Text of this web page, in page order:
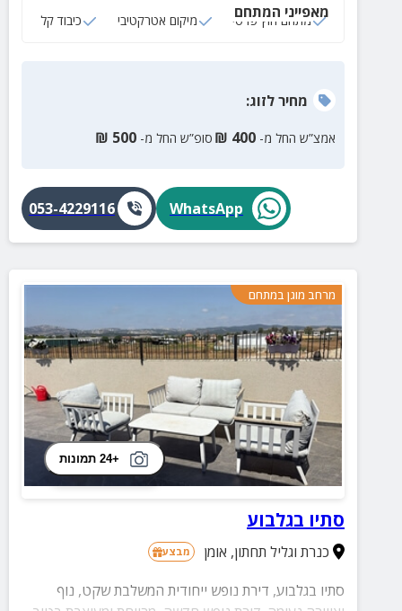
מאפייני המתחם
מתחם חוץ פרטי מיקום אטרקטיבי כיבוד קל
מחירלזוג:
אמצ”ש החל מ- 400
₪ סופ”ש החל מ- 500
₪
WhatsApp
053-4229116
מרחב מוגן במתחם
+24 תמונות
סתיו בגלבוע
כנרת וגליל תחתון, אומן מבצע
סתיו בגלבוע, דירת נופש ייחודית המשלבת שקט, נוף